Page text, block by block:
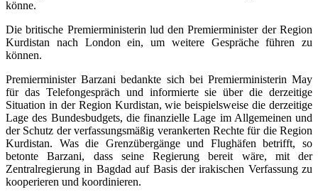
könne.
Die britische Premierministerin lud den Premierminister der Region
Kurdistan nach London ein, um weitere Gespräche führen zu
können.
Premierminister Barzani bedankte sich bei Premierministerin May
für das Telefongespräch und informierte sie über die derzeitige
Situation in der Region Kurdistan, wie beispielsweise die derzeitige
Lage des Bundesbudgets, die finanzielle Lage im Allgemeinen und
der Schutz der verfassungsmäßig verankerten Rechte für die Region
Kurdistan. Was die Grenzübergänge und Flughäfen betrifft, so
betonte Barzani, dass seine Regierung bereit wäre, mit der
Zentralregierung in Bagdad auf Basis der irakischen Verfassung zu
kooperieren und koordinieren.